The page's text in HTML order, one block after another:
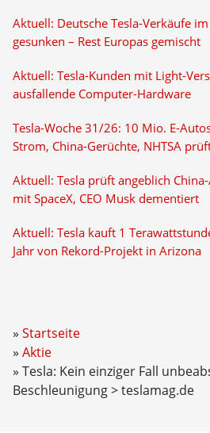
Aktuell: Deutsche Tesla-Verkäufe
gesunken – Rest Europas gemischt
Aktuell: Tesla-Kunden mit Light-
ausfallende Computer-Hardware
Tesla-Woche 31/26: 10 Mio. E-
Strom, China-Gerüchte, NHTSA
Aktuell: Tesla prüft angeblich
mit SpaceX, CEO Musk dementiert
Aktuell: Tesla kauft 1
Jahr von Rekord-Projekt in Arizona
Startseite
Aktie
Tesla: Kein einziger Fall
Beschleunigung > teslamag.de